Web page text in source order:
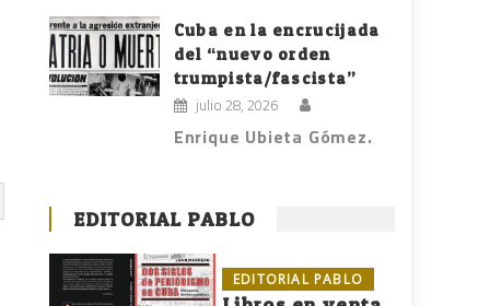
Cuba en la encrucijada
del “nuevo orden
trumpista/fascista”
julio 28, 2026
Enrique Ubieta Gómez.
EDITORIAL PABLO
EDITORIAL PABLO